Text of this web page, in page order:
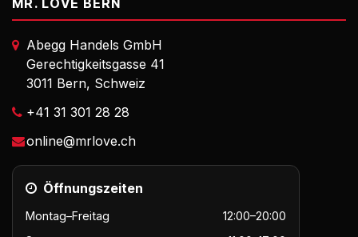
MR. LOVE BERN
Abegg Handels GmbH
Gerechtigkeitsgasse 41
3011 Bern, Schweiz
+41 31 301 28 28
online@mrlove.ch
Öffnungszeiten
Montag–Freitag
12:00–20:00